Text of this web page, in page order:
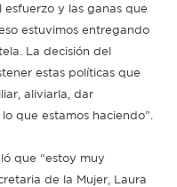
y las ganas que
estuvimos entregando
La decisión del
estas políticas que
aliviarla, dar
que estamos haciendo”.
que “estoy muy
de la Mujer, Laura